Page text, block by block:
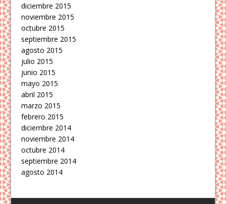
diciembre 2015
noviembre 2015
octubre 2015
septiembre 2015
agosto 2015
julio 2015
junio 2015
mayo 2015
abril 2015
marzo 2015
febrero 2015
diciembre 2014
noviembre 2014
octubre 2014
septiembre 2014
agosto 2014